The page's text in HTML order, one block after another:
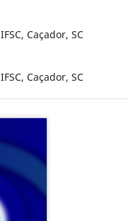
Caçador, SC
Caçador, SC